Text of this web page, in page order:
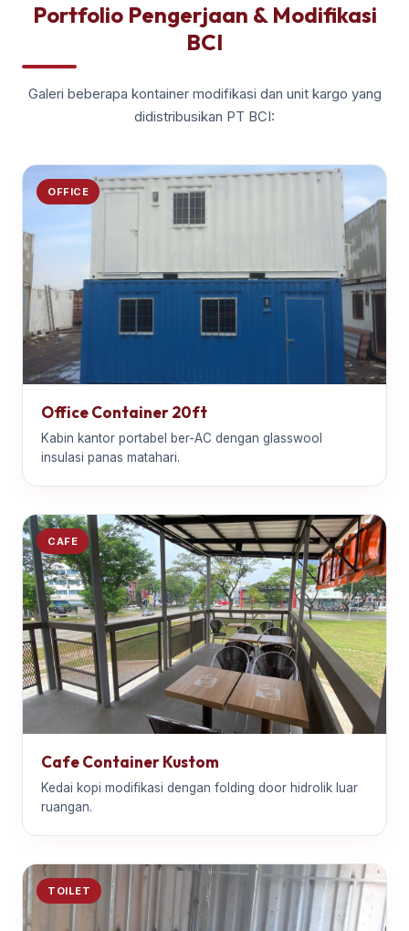
Portfolio Pengerjaan & Modifikasi
BCI
Galeri beberapa kontainer modifikasi dan unit kargo yang
didistribusikan PT BCI:
OFFICE
Office Container 20ft
Kabin kantor portabel ber-AC dengan glasswool
insulasi panas matahari.
CAFE
Cafe Container Kustom
Kedai kopi modifikasi dengan folding door hidrolik luar
ruangan.
TOILET